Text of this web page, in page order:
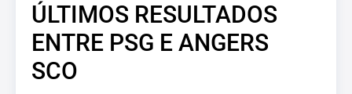
ÚLTIMOS RESULTADOS
ENTRE PSG E ANGERS
SCO